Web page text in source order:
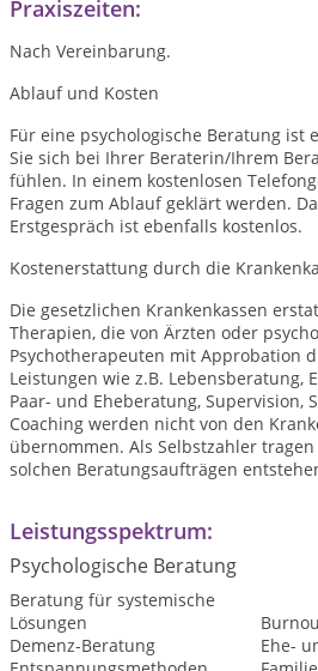
Praxiszeiten:
Nach Vereinbarung.
Ablauf und Kosten
Für eine psychologische Beratung ist
Sie sich bei Ihrer Beraterin/Ihrem
fühlen. In einem kostenlosen
Fragen zum Ablauf geklärt werden.
Erstgespräch ist ebenfalls kostenlos.
Kostenerstattung durch die
Die gesetzlichen Krankenkassen
Therapien, die von Ärzten oder
Psychotherapeuten mit Approbation
Leistungen wie z.B. Lebensberatung,
Paar- und Eheberatung, Supervision,
Coaching werden nicht von den
übernommen. Als Selbstzahler
solchen Beratungsaufträgen
Leistungsspektrum:
Psychologische Beratung
Beratung für systemische
Lösungen
Demenz-Beratung
Ehe-